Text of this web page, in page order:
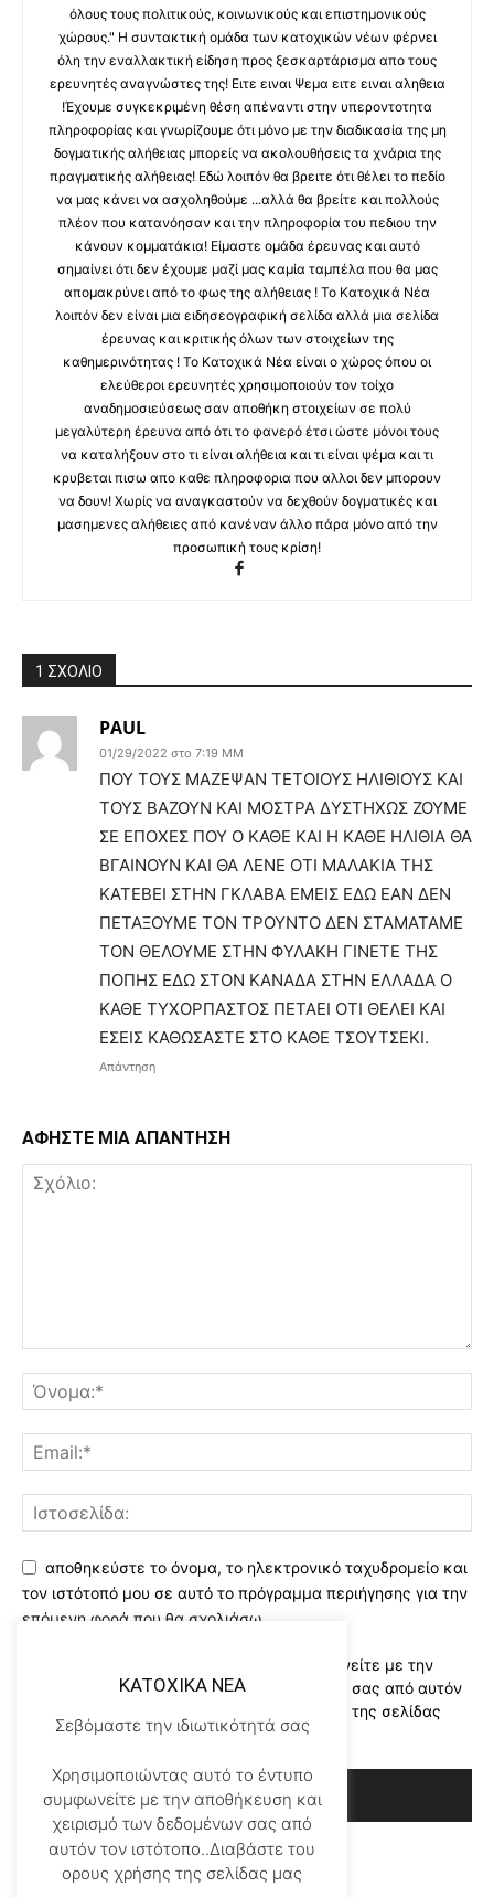
όλους τους πολιτικούς, κοινωνικούς και επιστημονικούς
χώρους." Η συντακτική ομάδα των κατοχικών νέων φέρνει
όλη την εναλλακτική είδηση προς ξεσκαρτάρισμα απο τους
ερευνητές αναγνώστες της! Ειτε ειναι Ψεμα ειτε ειναι αληθεια
!Έχουμε συγκεκριμένη θέση απέναντι στην υπεροντοτητα
πληροφορίας και γνωρίζουμε ότι μόνο με την διαδικασία της μη
δογματικής αλήθειας μπορείς να ακολουθήσεις τα χνάρια της
πραγματικής αλήθειας! Εδώ λοιπόν θα βρειτε ότι θέλει το πεδίο
να μας κάνει να ασχοληθούμε ...αλλά θα βρείτε και πολλούς
πλέον που κατανόησαν και την πληροφορία του πεδιου την
κάνουν κομματάκια! Είμαστε ομάδα έρευνας και αυτό
σημαίνει ότι δεν έχουμε μαζί μας καμία ταμπέλα που θα μας
απομακρύνει από το φως της αλήθειας ! Το Κατοχικά Νέα
λοιπόν δεν είναι μια ειδησεογραφική σελίδα αλλά μια σελίδα
έρευνας και κριτικής όλων των στοιχείων της
καθημερινότητας ! Το Κατοχικά Νέα είναι ο χώρος όπου οι
ελεύθεροι ερευνητές χρησιμοποιούν τον τοίχο
αναδημοσιεύσεως σαν αποθήκη στοιχείων σε πολύ
μεγαλύτερη έρευνα από ότι το φανερό έτσι ώστε μόνοι τους
να καταλήξουν στο τι είναι αλήθεια και τι είναι ψέμα και τι
κρυβεται πισω απο καθε πληροφορια που αλλοι δεν μπορουν
να δουν! Χωρίς να αναγκαστούν να δεχθούν δογματικές και
μασημενες αλήθειες από κανέναν άλλο πάρα μόνο από την
προσωπική τους κρίση!
1 ΣΧΟΛΙΟ
PAUL
01/29/2022 στο 7:19 ΜΜ
ΠΟΥ ΤΟΥΣ ΜΑΖΕΨΑΝ ΤΕΤΟΙΟΥΣ ΗΛΙΘΙΟΥΣ ΚΑΙ
ΤΟΥΣ ΒΑΖΟΥΝ ΚΑΙ ΜΟΣΤΡΑ ΔΥΣΤΗΧΩΣ ΖΟΥΜΕ
ΣΕ ΕΠΟΧΕΣ ΠΟΥ Ο ΚΑΘΕ ΚΑΙ Η ΚΑΘΕ ΗΛΙΘΙΑ ΘΑ
ΒΓΑΙΝΟΥΝ ΚΑΙ ΘΑ ΛΕΝΕ ΟΤΙ ΜΑΛΑΚΙΑ ΤΗΣ
ΚΑΤΕΒΕΙ ΣΤΗΝ ΓΚΛΑΒΑ ΕΜΕΙΣ ΕΔΩ ΕΑΝ ΔΕΝ
ΠΕΤΑΞΟΥΜΕ ΤΟΝ ΤΡΟΥΝΤΟ ΔΕΝ ΣΤΑΜΑΤΑΜΕ
ΤΟΝ ΘΕΛΟΥΜΕ ΣΤΗΝ ΦΥΛΑΚΗ ΓΙΝΕΤΕ ΤΗΣ
ΠΟΠΗΣ ΕΔΩ ΣΤΟΝ ΚΑΝΑΔΑ ΣΤΗΝ ΕΛΛΑΔΑ Ο
ΚΑΘΕ ΤΥΧΟΡΠΑΣΤΟΣ ΠΕΤΑΕΙ ΟΤΙ ΘΕΛΕΙ ΚΑΙ
ΕΣΕΙΣ ΚΑΘΩΣΑΣΤΕ ΣΤΟ ΚΑΘΕ ΤΣΟΥΤΣΕΚΙ.
Απάντηση
ΑΦΗΣΤΕ ΜΙΑ ΑΠΑΝΤΗΣΗ
αποθηκεύστε το όνομα, το ηλεκτρονικό ταχυδρομείο και
τον ιστότοπό μου σε αυτό το πρόγραμμα περιήγησης για την
επόμενη φορά που θα σχολιάσω.
Χρησιμοποιώντας αυτό το έντυπο συμφωνείτε με την
αποθήκευση και χειρισμό των δεδομένων σας από αυτόν
τον ιστότοπο..Διαβάστε του ορους χρήσης της σελίδας
μας*
KATOXIKA NEA
Σεβόμαστε την ιδιωτικότητά σας
Χρησιμοποιώντας αυτό το έντυπο
συμφωνείτε με την αποθήκευση και
χειρισμό των δεδομένων σας από
αυτόν τον ιστότοπο..Διαβάστε του
ορους χρήσης της σελίδας μας